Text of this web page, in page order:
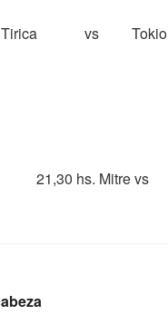
vs Tokio
21,30 hs. Mitrevs